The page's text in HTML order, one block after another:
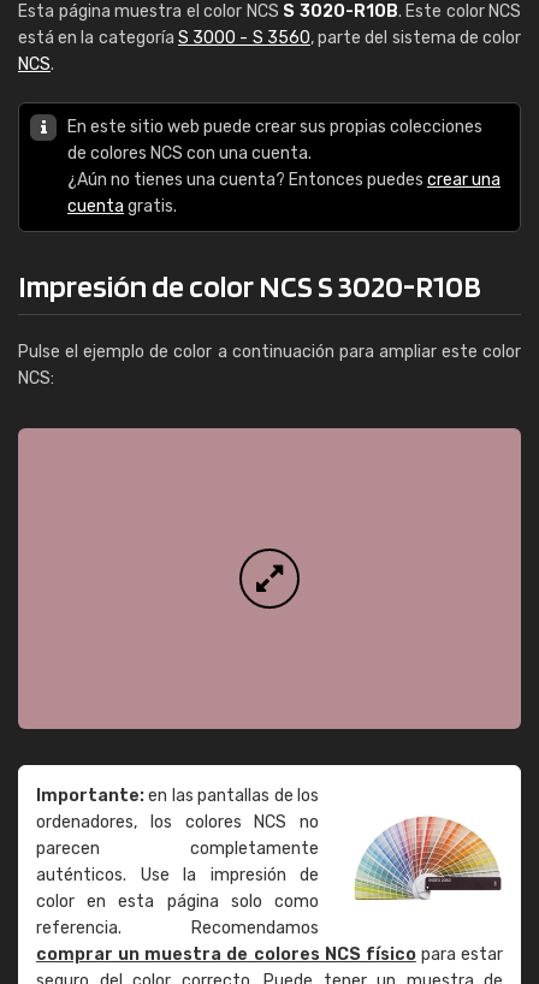
Esta página muestra el color NCS S 3020-R10B. Este color NCS
está en la categoría S 3000 - S 3560, parte del sistema de color
NCS.
En este sitio web puede crear sus propias colecciones
de colores NCS con una cuenta.
¿Aún no tienes una cuenta? Entonces puedes crear una
cuenta gratis.
Impresión de color NCS S 3020-R10B
Pulse el ejemplo de color a continuación para ampliar este color
NCS:
Importante:en las pantallas de los
ordenadores, los colores NCS no
parecen completamente
auténticos. Use la impresión de
color en esta página solo como
referencia. Recomendamos
comprar un muestra de colores NCS físicopara estar